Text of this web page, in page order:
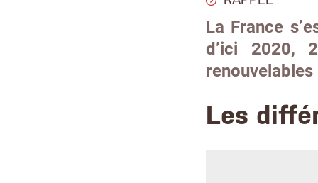
La France
d’ici 2020,
renouvelables
Les